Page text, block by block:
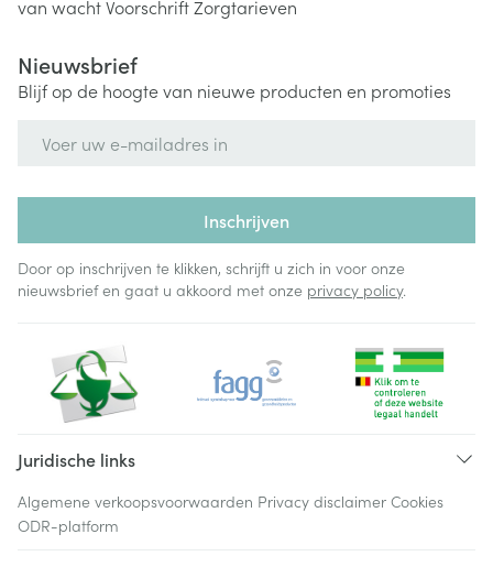
van wachtVoorschriftZorgtarieven
Nieuwsbrief
Blijf op de hoogte van nieuwe producten en promoties
Inschrijven
Door op inschrijven te klikken, schrijft u zich in voor onze
nieuwsbrief en gaat u akkoord met onze privacy policy.
Juridische links
Algemene verkoopsvoorwaarden Privacy disclaimer Cookies
ODR-platform